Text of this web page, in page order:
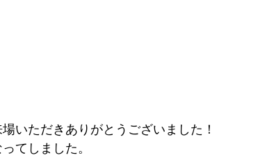
いただきありがとうございました！
てしました。